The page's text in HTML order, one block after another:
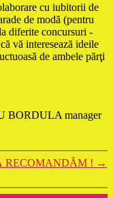
cu iubitorii de
de modă (pentru
diferite concursuri -
vă interesează ideile
de ambele părţi
BORDULA manager
RECOMANDĂM ! →